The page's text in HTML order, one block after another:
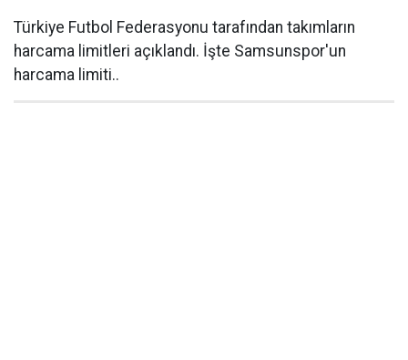
Türkiye Futbol Federasyonu tarafından takımların
harcama limitleri açıklandı. İşte Samsunspor'un
harcama limiti..